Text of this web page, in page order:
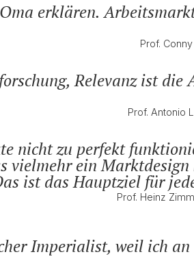
erklären.
Prof.
Relevanz ist die
Prof. Antonio
nicht zu perfekt
vielmehr ein
ist das Hauptziel für
Prof. Heinz
Imperialist, weil ich